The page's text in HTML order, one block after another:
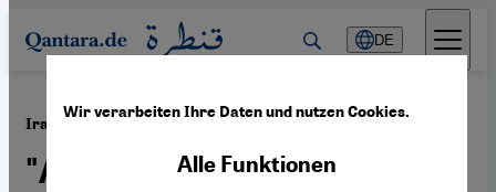
Direkt zum Inhalt springen
DE
Iranisch-europäische Gegenwartskunst ·07.03.2006
"Atomic Fusion" –
Wir verarbeiten Ihre Daten und nutzen Cookies.
Alle Funktionen